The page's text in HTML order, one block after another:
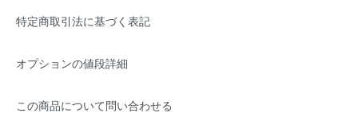
特定商取引法に基づく表記
オプションの値段詳細
この商品について問い合わせる